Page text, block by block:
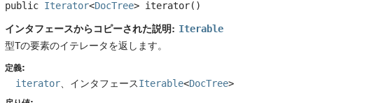
public Iterator<DocTree> iterator()
インタフェースからコピーされた説明: Iterable
型Tの要素のイテレータを返します。
定義:
iterator、インタフェースIterable<DocTree>